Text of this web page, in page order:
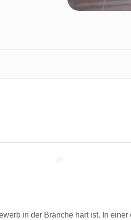
in der Branche hart ist. In